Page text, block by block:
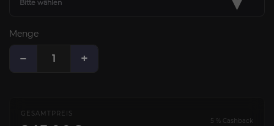
Bitte wählen
Menge
− +
GESAMTPREIS
5 % Cashback